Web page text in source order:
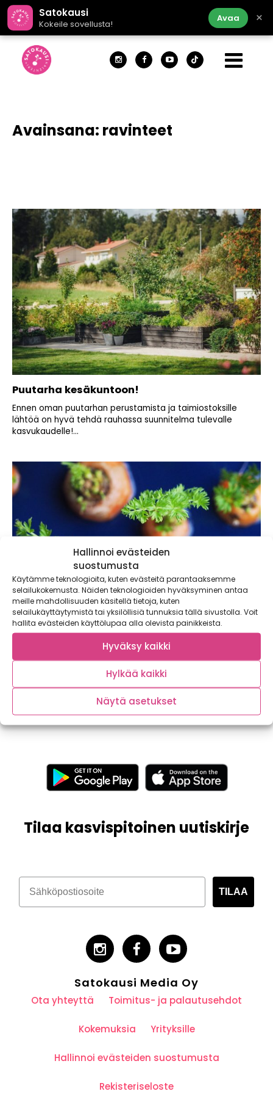
Hallinnoi evästeiden
suostumusta
Käytämme teknologioita, kuten evästeitä parantaaksemme
selailukokemusta. Näiden teknologioiden hyväksyminen antaa
meille mahdollisuuden käsitellä tietoja, kuten
selailukäyttäytymistä tai yksilöllisiä tunnuksia tällä sivustolla. Voit
hallita evästeiden käyttölupaa alla olevista painikkeista.
Hyväksy kaikki
Hylkää kaikki
Näytä asetukset
Satokausi
Kokeile sovellusta!
Avaa ×
Avainsana: ravinteet
Puutarha kesäkuntoon!
Ennen oman puutarhan perustamista ja taimiostoksille
lähtöä on hyvä tehdä rauhassa suunnitelma tulevalle
kasvukaudelle!...
Kaikki irti kasviksista
Turkulaiset puutarhurit Wiivi ja Riikka tuovat
Satokausikalenterin blogiin tietoa ruoan kasvattamisesta ja
vinkkejä kotipuutarhaan....
Tilaa kasvispitoinen uutiskirje
TILAA
Satokausi Media Oy
Ota yhteyttä Toimitus- ja palautusehdot
Kokemuksia Yrityksille
Hallinnoi evästeiden suostumusta
Rekisteriseloste